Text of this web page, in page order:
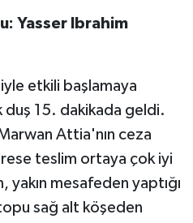
Yasser Ibrahim
etkili başlamaya
duş 15. dakikada geldi.
Attia'nın ceza
teslim ortaya çok iyi
yakın mesafeden yaptığı
sağ alt köşeden